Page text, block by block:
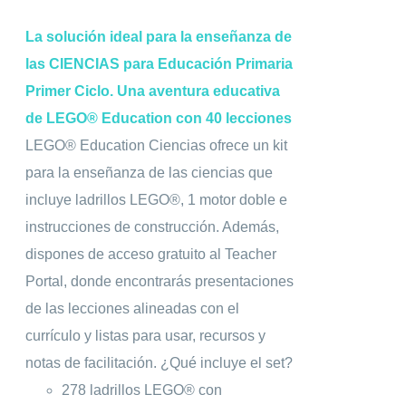
La solución ideal para la enseñanza de
las CIENCIAS para Educación Primaria
Primer Ciclo. Una aventura educativa
de LEGO® Education con 40 lecciones
LEGO® Education Ciencias ofrece un kit
para la enseñanza de las ciencias que
incluye ladrillos LEGO®, 1 motor doble e
instrucciones de construcción. Además,
dispones de acceso gratuito al Teacher
Portal, donde encontrarás presentaciones
de las lecciones alineadas con el
currículo y listas para usar, recursos y
notas de facilitación. ¿Qué incluye el set?
278 ladrillos LEGO® con